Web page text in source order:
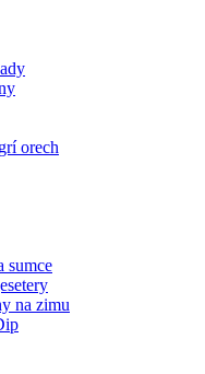
orech
sumce
na zimu